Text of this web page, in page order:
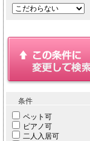
条件
ペット可
ピアノ可
二人入居可